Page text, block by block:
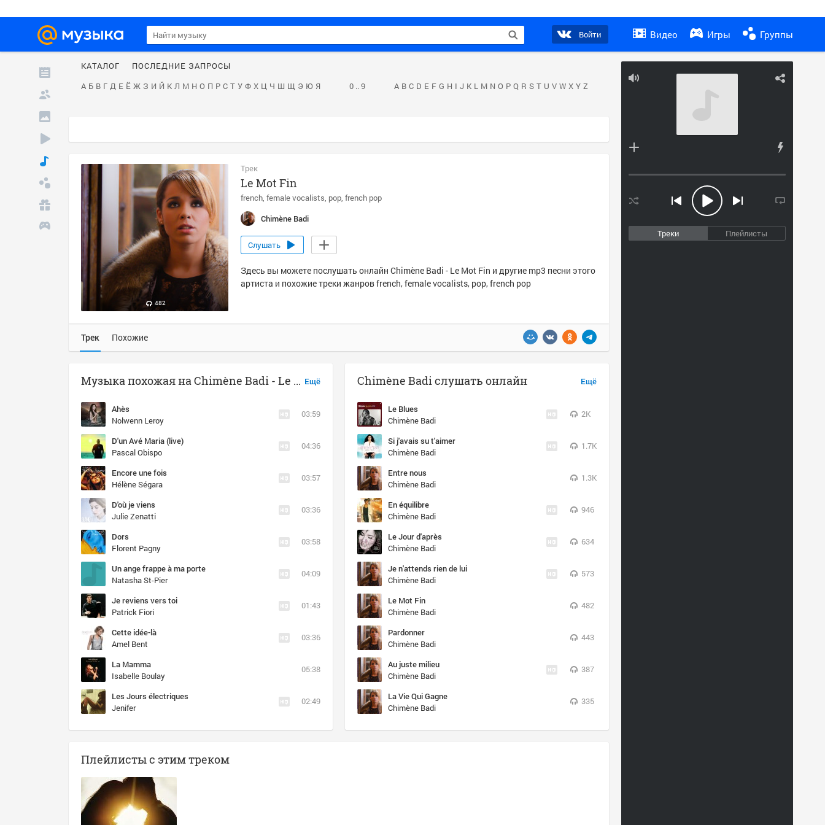
Войти Видео Игры Группы
Треки Плейлисты
КАТАЛОГ
ПОСЛЕДНИЕ ЗАПРОСЫ
А Б В Г Д Е Ё Ж З И Й К Л М Н О П Р С Т У Ф Х Ц Ч Ш Щ Э Ю Я 0 .. 9 A B C D E F G H I J K L M N O P Q R S T U V W X Y Z
482
Трек
Le Mot Fin
french female vocalists pop french pop
Chimène Badi
Слушать
Здесь вы можете послушать онлайн Chimène Badi - Le Mot Fin и другие mp3 песни этого
артиста и похожие треки жанров french, female vocalists, pop, french pop
Трек Похожие
Ещё
Музыка похожая на Chimène Badi - Le Mot Fin
Ahès
Nolwenn Leroy
03:59
D'un Avé Maria (live)
Pascal Obispo
04:36
Encore une fois
Hélène Ségara
03:57
D'où je viens
Julie Zenatti
03:36
Dors
Florent Pagny
03:58
Un ange frappe à ma porte
Natasha St-Pier
04:09
Je reviens vers toi
Patrick Fiori
01:43
Cette idée-là
Amel Bent
03:36
La Mamma
Isabelle Boulay
05:38
Les Jours électriques
Jenifer
02:49
Ещё
Chimène Badi слушать онлайн
Le Blues
Chimène Badi
2K
Si j'avais su t'aimer
Chimène Badi
1.7K
Entre nous
Chimène Badi
1.3K
En équilibre
Chimène Badi
946
Le Jour d'après
Chimène Badi
634
Je n'attends rien de lui
Chimène Badi
573
Le Mot Fin
Chimène Badi
482
Pardonner
Chimène Badi
443
Au juste milieu
Chimène Badi
387
La Vie Qui Gagne
Chimène Badi
335
Плейлисты с этим треком